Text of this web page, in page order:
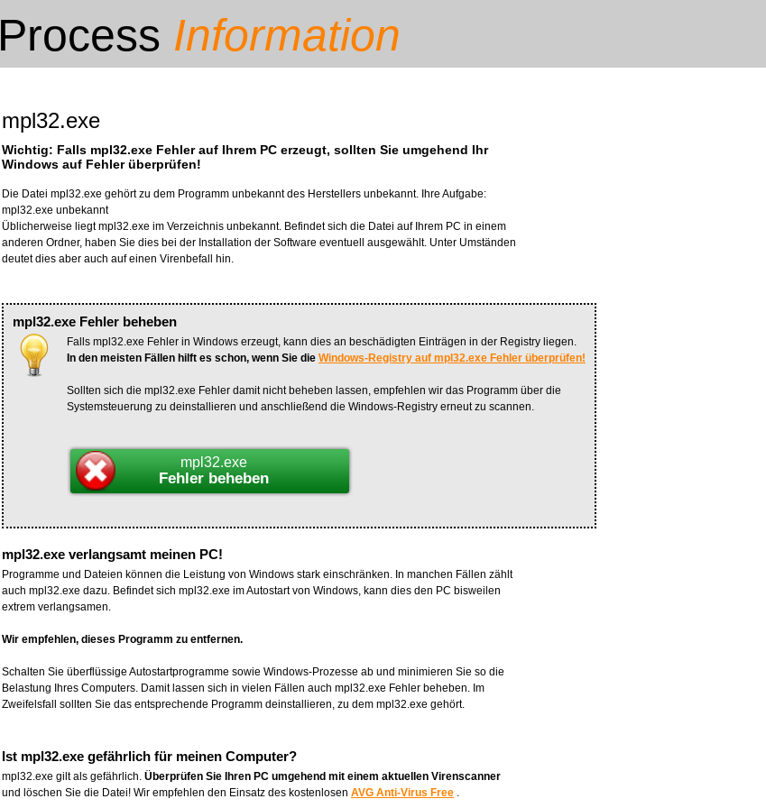
Process Information
mpl32.exe
Wichtig: Falls mpl32.exe Fehler auf Ihrem PC erzeugt, sollten Sie umgehend Ihr
Windows auf Fehler überprüfen!
Die Datei mpl32.exe gehört zu dem Programm unbekannt des Herstellers unbekannt. Ihre Aufgabe:
mpl32.exe unbekannt
Üblicherweise liegt mpl32.exe im Verzeichnis unbekannt. Befindet sich die Datei auf Ihrem PC in einem
anderen Ordner, haben Sie dies bei der Installation der Software eventuell ausgewählt. Unter Umständen
deutet dies aber auch auf einen Virenbefall hin.
mpl32.exe Fehler beheben
Falls mpl32.exe Fehler in Windows erzeugt, kann dies an beschädigten Einträgen in der Registry liegen.
In den meisten Fällen hilft es schon, wenn Sie die Windows-Registry auf mpl32.exe Fehler überprüfen!
Sollten sich die mpl32.exe Fehler damit nicht beheben lassen, empfehlen wir das Programm über die
Systemsteuerung zu deinstallieren und anschließend die Windows-Registry erneut zu scannen.
mpl32.exe
Fehler beheben
mpl32.exe verlangsamt meinen PC!
Programme und Dateien können die Leistung von Windows stark einschränken. In manchen Fällen zählt
auch mpl32.exe dazu. Befindet sich mpl32.exe im Autostart von Windows, kann dies den PC bisweilen
extrem verlangsamen.
Wir empfehlen, dieses Programm zu entfernen.
Schalten Sie überflüssige Autostartprogramme sowie Windows-Prozesse ab und minimieren Sie so die
Belastung Ihres Computers. Damit lassen sich in vielen Fällen auch mpl32.exe Fehler beheben. Im
Zweifelsfall sollten Sie das entsprechende Programm deinstallieren, zu dem mpl32.exe gehört.
Ist mpl32.exe gefährlich für meinen Computer?
mpl32.exe gilt als gefährlich. Überprüfen Sie Ihren PC umgehend mit einem aktuellen Virenscanner
und löschen Sie die Datei! Wir empfehlen den Einsatz des kostenlosen AVG Anti-Virus Free .